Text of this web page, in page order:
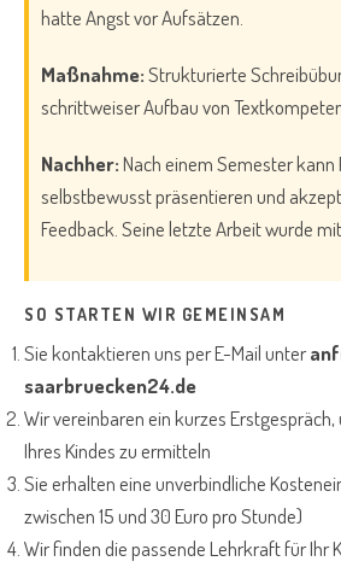
hatte Angst vor Aufsätzen.
Maßnahme:Strukturierte
schrittweiser Aufbau von
Nachher:Nach einem Semester kann
selbstbewusst präsentieren und
Feedback. Seine letzte Arbeit wurde
SO STARTEN WIR GEMEINSAM
Sie kontaktieren uns per E-Mail unter
saarbruecken24.de
Wir vereinbaren ein kurzes
Ihres Kindes zu ermitteln
Sie erhalten eine unverbindliche
zwischen 15 und 30 Euro pro Stunde)
Wir finden die passende Lehrkraft für Ihr